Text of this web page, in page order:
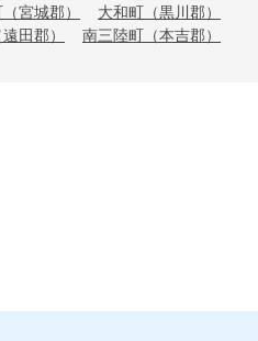
宮城郡）
大和町（黒川郡）
田郡） 南三陸町（本吉郡）